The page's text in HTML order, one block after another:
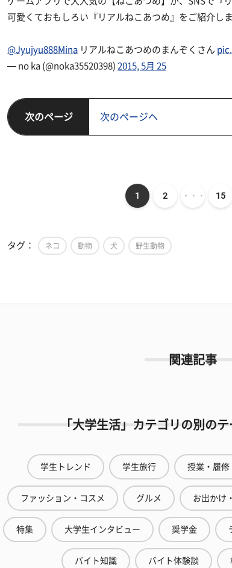
可愛くておもしろい『リアルねこあつめ』をご紹介しま
@Jyujyu888Mina リアルねこあつめのまんぞくさん
— no ka (@noka35520398) 2015, 5月 25
次のページ 次のページヘ
1 2 ・・・ 15
タグ： ネコ 動物 犬 野生動物
関連記事
「大学生活」カテゴリの別の
学生トレンド 学生旅行 授業・履修
ファッション・コスメ グルメ お出かけ
特集 大学生インタビュー 奨学金
バイト知識 バイト体験談